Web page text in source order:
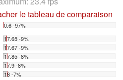
le tableau de comparaison
0.6 -97%
17.65 -9%
17.67 -9%
17.85 -8%
17.9 -8%
18 -7%